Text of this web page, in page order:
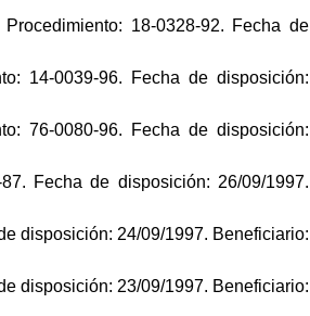
18-0328-92. Fecha de
14-0039-96. Fecha de disposición:
76-0080-96. Fecha de disposición:
Fecha de disposición: 26/09/1997.
disposición: 24/09/1997. Beneficiario:
disposición: 23/09/1997. Beneficiario: